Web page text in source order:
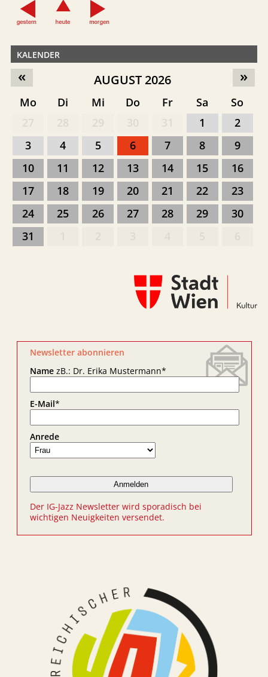
KALENDER
»
« AUGUST 2026
Mo Di Mi Do Fr Sa
So
1
2
3
4 5 6 7 8
9
10
11 12 13 14 15
16
17
18 19 20 21 22
23
24
25 26 27 28 29
30
31
Newsletter abonnieren
NamezB.: Dr. Erika Mustermann*
E-Mail*
Anrede
Der IG-Jazz Newsletter wird sporadisch bei
wichtigen Neuigkeiten versendet.